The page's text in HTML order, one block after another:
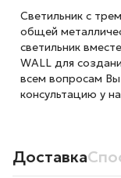
Светильник с
общей
светильник
WALL для
всем вопросам
консультацию у
Доставка